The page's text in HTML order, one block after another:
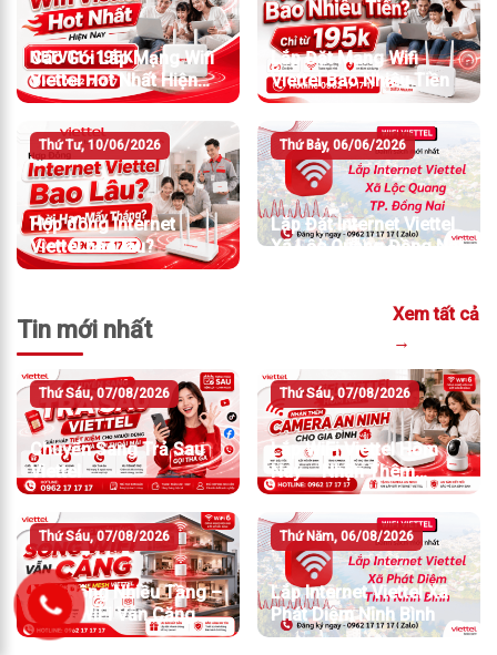
Các Gói Lắp Mạng Wifi
Viettel Hot Nhất Hiện
Nay
Lắp Đặt Mạng Wifi
Viettel Bao Nhiêu Tiền
Thứ Tư, 10/06/2026
Hợp đồng Internet
Viettel bao lâu?
Thứ Bảy, 06/06/2026
Lắp Đặt Internet Viettel
Xã Lộc Quang Đồng Nai
Tin mới nhất
Xem tất cả
→
Thứ Sáu, 07/08/2026
Chuyển Sang Trả Sau
Viettel
Thứ Sáu, 07/08/2026
Lắp WiFi Viettel Hôm
Nay – Nhận Thêm
Camera An Ninh
Thứ Sáu, 07/08/2026
Nhà Rộng Nhiều Tầng –
Sóng WiFi Vẫn Căng
Thứ Năm, 06/08/2026
Lắp Internet Viettel Xã
Phát Diệm Ninh Bình